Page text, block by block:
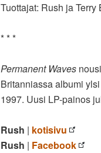
Tuottajat: Rush ja Terry
* * *
Permanent Waves
Britanniassa albumi
1997. Uusi LP-painos
Rush | kotisivu
Rush | Facebook